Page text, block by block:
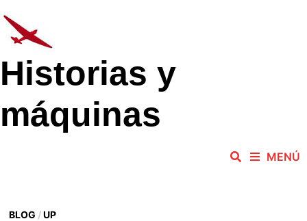
al
contenido
Historias y
máquinas
MENÚ
BLOG /UP